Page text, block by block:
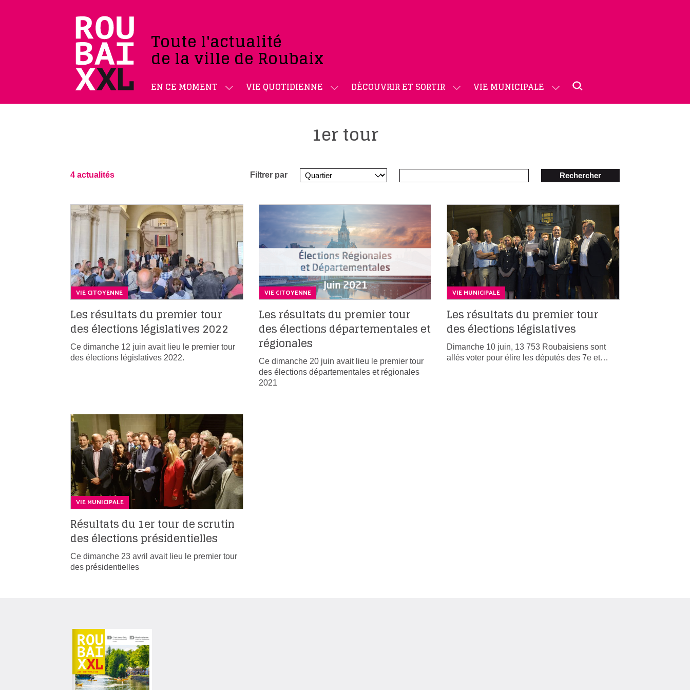
Toute l'actualité
de la ville de Roubaix
EN CE MOMENT VIE QUOTIDIENNE DÉCOUVRIR ET SORTIR VIE MUNICIPALE
1er tour
4 actualités Filtrer par Rechercher
VIE CITOYENNE
Les résultats du premier tour
des élections législatives 2022
Ce dimanche 12 juin avait lieu le premier tour
des élections législatives 2022.
VIE CITOYENNE
Les résultats du premier tour
des élections départementales et
régionales
Ce dimanche 20 juin avait lieu le premier tour
des élections départementales et régionales
2021
VIE MUNICIPALE
Les résultats du premier tour
des élections législatives
Dimanche 10 juin, 13 753 Roubaisiens sont
allés voter pour élire les députés des 7e et…
VIE MUNICIPALE
Résultats du 1er tour de scrutin
des élections présidentielles
Ce dimanche 23 avril avait lieu le premier tour
des présidentielles